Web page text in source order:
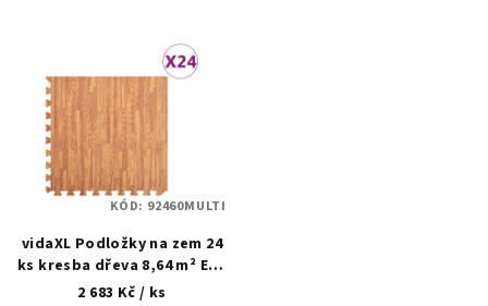
vidaXL Podložky na zem 24
ks kresba dřeva 8,64 m² EVA
pěna
2 683 Kč / ks
KÓD: 92460MULTI